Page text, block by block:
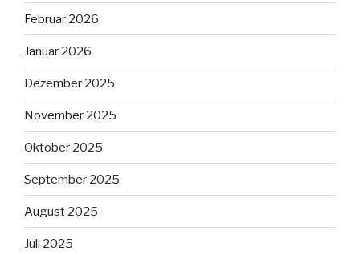
Februar 2026
Januar 2026
Dezember 2025
November 2025
Oktober 2025
September 2025
August 2025
Juli 2025